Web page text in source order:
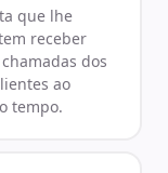
que lhe
receber
dos
ao
tempo.